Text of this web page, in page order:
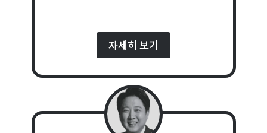
자세히 보기